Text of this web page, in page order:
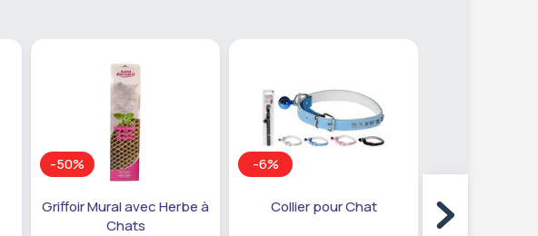
-50%
Griffoir Mural avec Herbe à
Chats
-6%
Collier pour Chat
Collier